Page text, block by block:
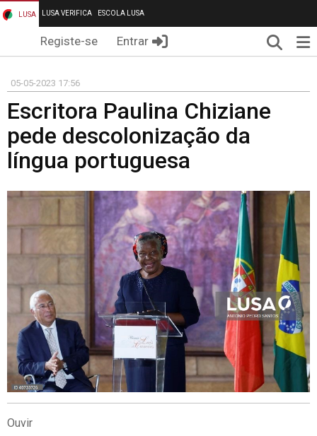
LUSA LUSA VERIFICA ESCOLA LUSA
Registe-se Entrar
05-05-2023 17:56
Escritora Paulina Chiziane
pede descolonização da
língua portuguesa
Ouvir